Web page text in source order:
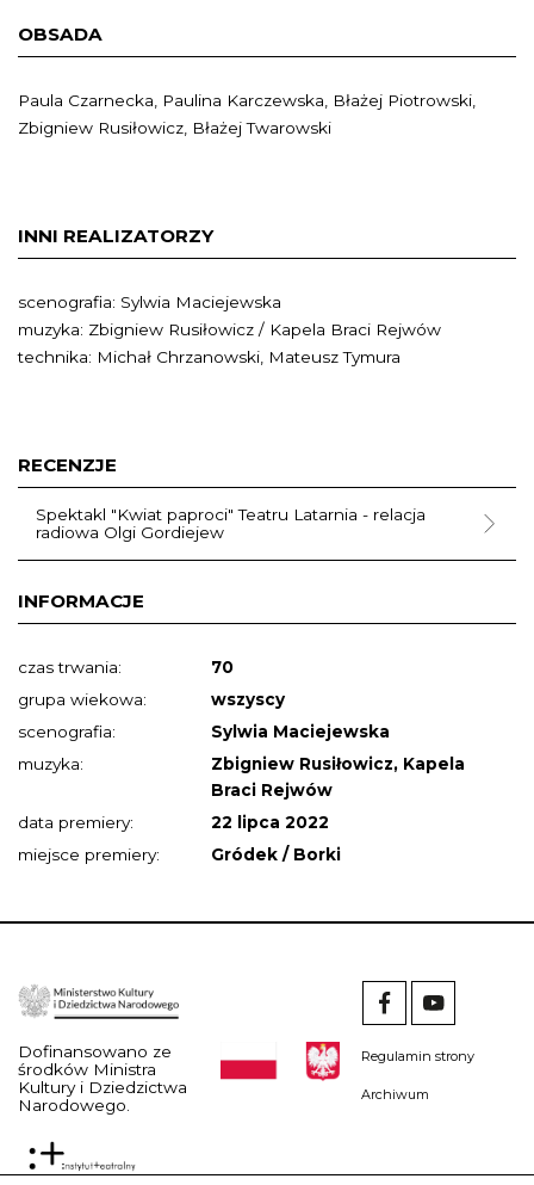
OBSADA
Paula Czarnecka, Paulina Karczewska, Błażej Piotrowski,
Zbigniew Rusiłowicz, Błażej Twarowski
INNI REALIZATORZY
scenografia: Sylwia Maciejewska
muzyka: Zbigniew Rusiłowicz / Kapela Braci Rejwów
technika: Michał Chrzanowski, Mateusz Tymura
RECENZJE
Spektakl "Kwiat paproci" Teatru Latarnia - relacja
radiowa Olgi Gordiejew
INFORMACJE
czas trwania:
70
grupa wiekowa:
wszyscy
scenografia:
Sylwia Maciejewska
muzyka:
Zbigniew Rusiłowicz, Kapela
Braci Rejwów
data premiery:
22 lipca 2022
miejsce premiery:
Gródek / Borki
Dofinansowano ze
środków Ministra
Kultury i Dziedzictwa
Narodowego.
Regulamin strony
Archiwum